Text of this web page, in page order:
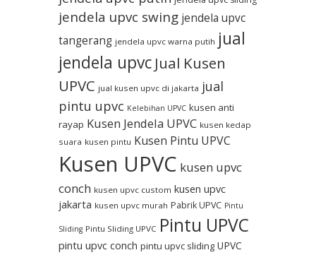
jendela upvc swing jendela upvc
tangerang jendela upvc warna putih jual
jendela upvc Jual Kusen
UPVC jual kusen upvc di jakarta jual
pintu upvc Kelebihan UPVC kusen anti
rayap Kusen Jendela UPVC kusen kedap
suara kusen pintu Kusen Pintu UPVC
Kusen UPVC kusen upvc
conch kusen upvc custom kusen upvc
jakarta kusen upvc murah Pabrik UPVC Pintu
Sliding Pintu Sliding UPVC Pintu UPVC
pintu upvc conch pintu upvc sliding UPVC